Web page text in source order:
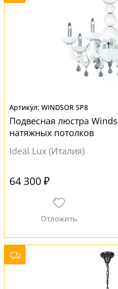
WINDSOR SP8
Подвесная люстра
натяжных потолков
Ideal Lux (Италия)
64 300 ₽